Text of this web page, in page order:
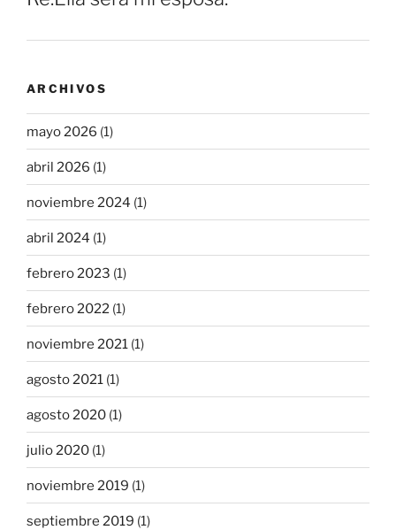
ARCHIVOS
mayo 2026 (1)
abril 2026 (1)
noviembre 2024 (1)
abril 2024 (1)
febrero 2023 (1)
febrero 2022 (1)
noviembre 2021 (1)
agosto 2021 (1)
agosto 2020 (1)
julio 2020 (1)
noviembre 2019 (1)
septiembre 2019 (1)